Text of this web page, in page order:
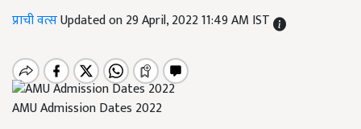
प्राची वत्सUpdated on 29 April, 2022 11:49 AM IST
AMU Admission Dates 2022